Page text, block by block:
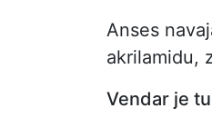
Anses
akrilamidu,
Vendar je